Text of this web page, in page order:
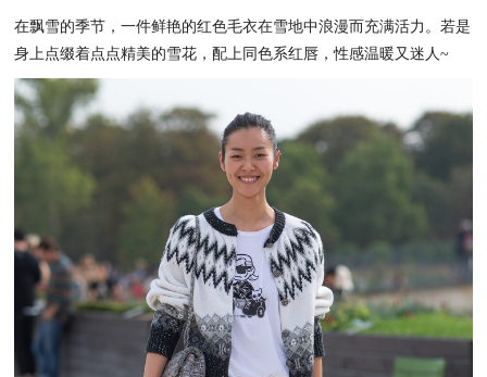
在飘雪的季节，一件鲜艳的红色毛衣在雪地中浪漫而充满活力。若是
身上点缀着点点精美的雪花，配上同色系红唇，性感温暖又迷人~